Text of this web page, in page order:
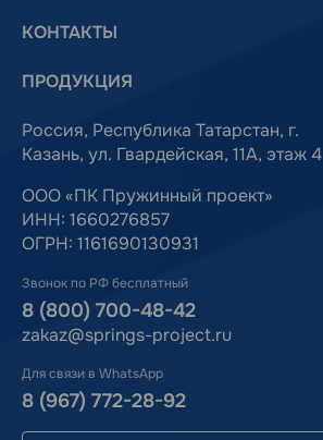
КОНТАКТЫ
ПРОДУКЦИЯ
Россия, Республика Татарстан, г.
Казань, ул. Гвардейская, 11А, этаж 4
ООО «ПК Пружинный проект»
ИНН: 1660276857
ОГРН: 1161690130931
Звонок по РФ бесплатный
8 (800) 700-48-42
zakaz@springs-project.ru
Для связи в WhatsApp
8 (967) 772-28-92